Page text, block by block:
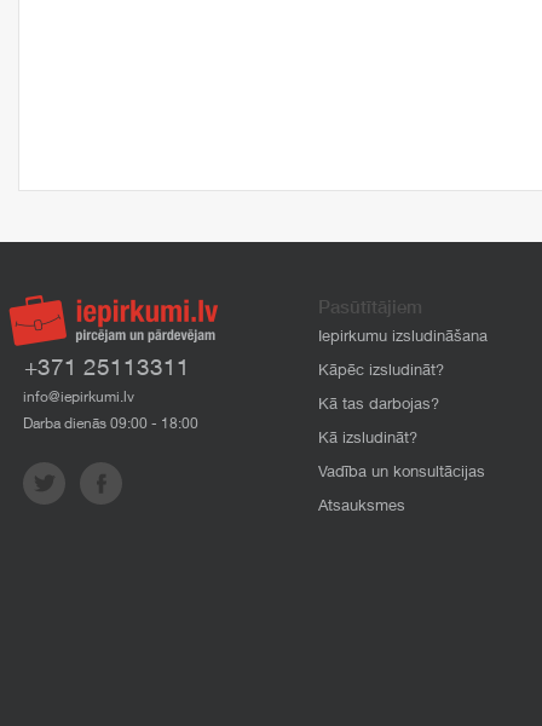
+371 25113311
info@iepirkumi.lv
Darba dienās 09:00 - 18:00
Pasūtītājiem
Iepirkumu izsludināšana
Kāpēc izsludināt?
Kā tas darbojas?
Kā izsludināt?
Vadība un konsultācijas
Atsauksmes